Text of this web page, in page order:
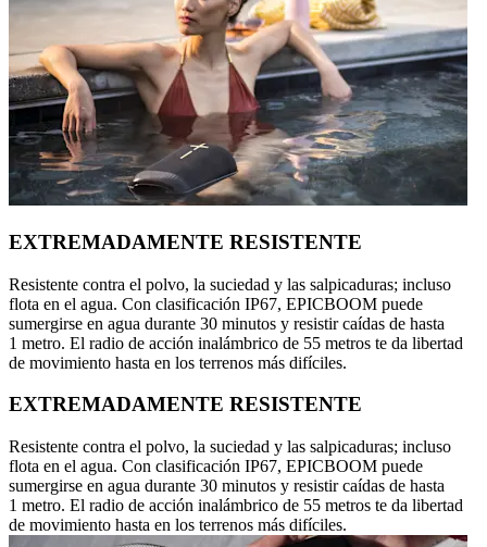
EXTREMADAMENTE RESISTENTE
Resistente contra el polvo, la suciedad y las salpicaduras; incluso
flota en el agua. Con clasificación IP67, EPICBOOM puede
sumergirse en agua durante 30 minutos y resistir caídas de hasta
1 metro. El radio de acción inalámbrico de 55 metros te da libertad
de movimiento hasta en los terrenos más difíciles.
EXTREMADAMENTE RESISTENTE
Resistente contra el polvo, la suciedad y las salpicaduras; incluso
flota en el agua. Con clasificación IP67, EPICBOOM puede
sumergirse en agua durante 30 minutos y resistir caídas de hasta
1 metro. El radio de acción inalámbrico de 55 metros te da libertad
de movimiento hasta en los terrenos más difíciles.